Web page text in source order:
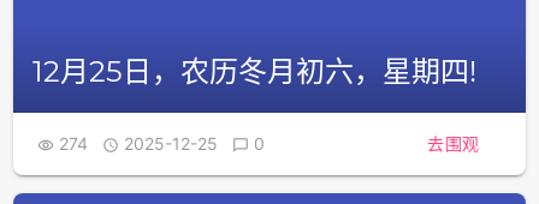
12月25日，农历冬月初六，星期四!
 274  2025-12-25  0 去围观